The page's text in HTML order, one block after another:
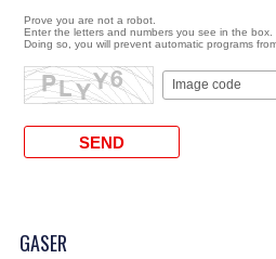
Prove you are not a robot.
Enter the letters and numbers you see in the box.
Doing so, you will prevent automatic programs
GASER